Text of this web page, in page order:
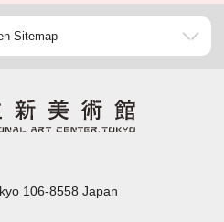
Sitemap
106-8558 Japan